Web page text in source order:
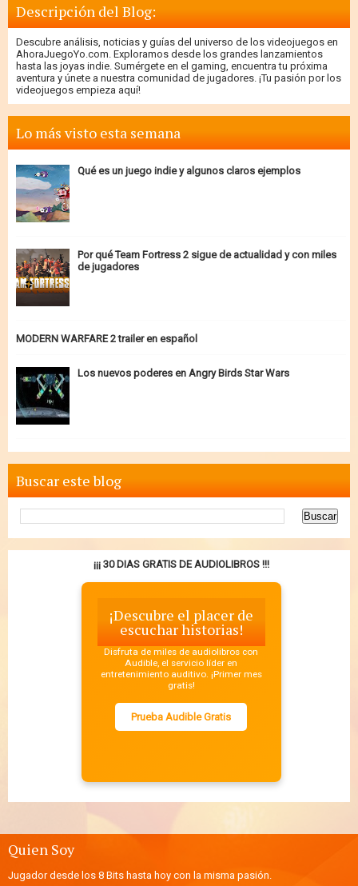
Descripción del Blog:
Descubre análisis, noticias y guías del universo de los videojuegos en
AhoraJuegoYo.com. Exploramos desde los grandes lanzamientos
hasta las joyas indie. Sumérgete en el gaming, encuentra tu próxima
aventura y únete a nuestra comunidad de jugadores. ¡Tu pasión por los
videojuegos empieza aquí!
Lo más visto esta semana
Qué es un juego indie y algunos claros ejemplos
Por qué Team Fortress 2 sigue de actualidad y con miles
de jugadores
MODERN WARFARE 2 trailer en español
Los nuevos poderes en Angry Birds Star Wars
Buscar este blog
¡¡¡ 30 DIAS GRATIS DE AUDIOLIBROS !!!
¡Descubre el placer de
escuchar historias!
Disfruta de miles de audiolibros con
Audible, el servicio líder en
entretenimiento auditivo. ¡Primer mes
gratis!
Prueba Audible Gratis
Quien Soy
Jugador desde los 8 Bits hasta hoy con la misma pasión.